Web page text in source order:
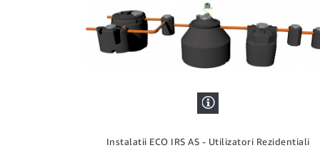
Instalatii ECO IRS AS - Utilizatori Rezidentiali